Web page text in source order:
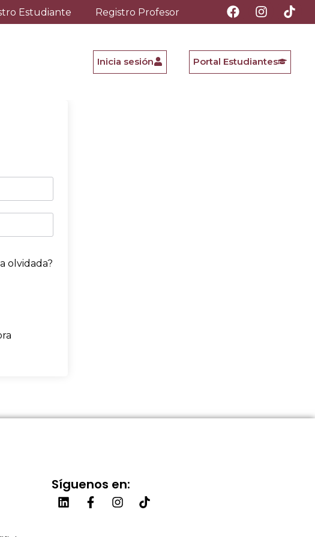
Estudiante Registro Profesor
Inicia sesión Portal Estudiantes
olvidada?
Síguenos en: